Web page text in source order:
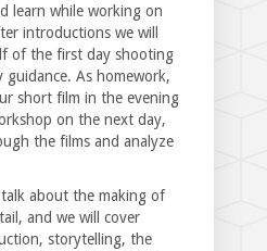
learn while working on
introductions we will
of the first day shooting
guidance. As homework,
short film in the evening
on the next day,
the films and analyze
about the making of
and we will cover
storytelling, the